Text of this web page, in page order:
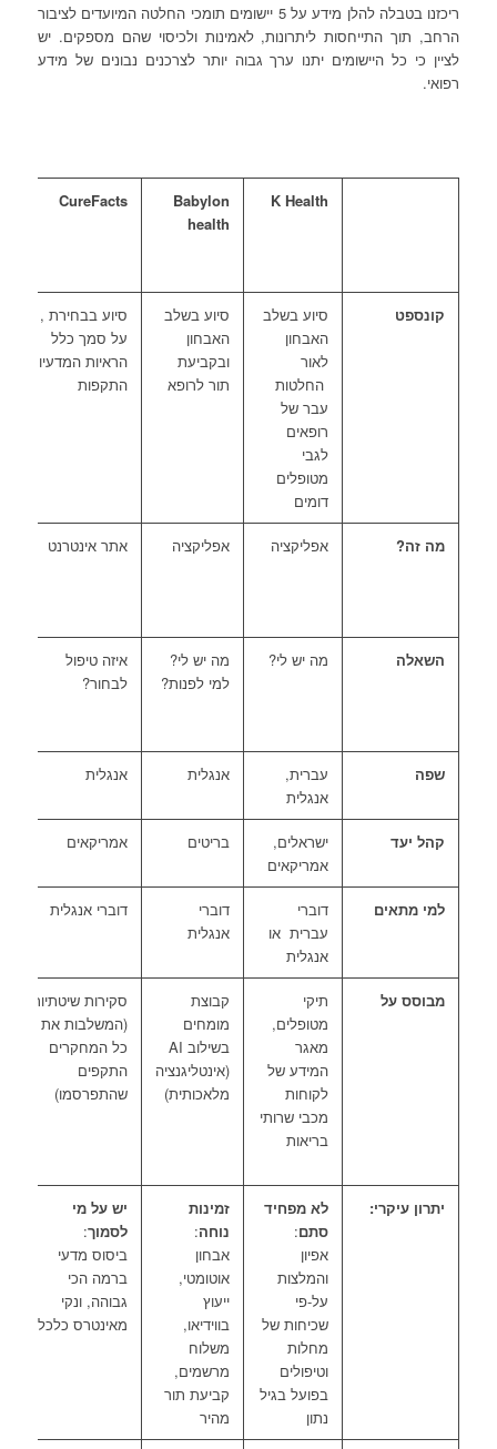
ריכזנו בטבלה להלן מידע על 5 יישומים תומכי החלטה המיועדים לציבור
הרחב, תוך התייחסות ליתרונות, לאמינות ולכיסוי שהם מספקים. יש
לציין כי כל היישומים יתנו ערך גבוה יותר לצרכנים נבונים של מידע
רפואי.
K Health
Babylon
health
CureFacts
קונספט
סיוע בשלב
האבחון
לאור
החלטות
עבר של
רופאים
לגבי
מטופלים
דומים
סיוע בשלב
האבחון
ובקביעת
תור לרופא
סיוע בבחירת ,
על סמך כלל
הראיות המדעיות
התקפות
מה זה? אפליקציה אפליקציה אתר אינטרנט
השאלה מה יש לי?
מה יש לי?
למי לפנות?
איזה טיפול
לבחור?
שפה
עברית,
אנגלית
אנגלית אנגלית
קהל יעד
ישראלים,
אמריקאים
בריטים אמריקאים
למי מתאים
דוברי
עברית או
אנגלית
דוברי
אנגלית
דוברי אנגלית
מבוסס על
תיקי
מטופלים,
מאגר
המידע של
לקוחות
מכבי שרותי
בריאות
קבוצת
מומחים
בשילוב AI
(אינטליגנציה
מלאכותית)
סקירות שיטתיות
(המשלבות את
כל המחקרים
התקפים
שהתפרסמו)
יתרון עיקרי:
לא מפחיד
סתם:
אפיון
והמלצות
על-פי
שכיחות של
מחלות
וטיפולים
בפועל בגיל
נתון
זמינות
נוחה:
אבחון
אוטומטי,
ייעוץ
בווידיאו,
משלוח
מרשמים,
קביעת תור
מהיר
יש על מי
לסמוך:
ביסוס מדעי
ברמה הכי
גבוהה, ונקי
מאינטרס כלכלי